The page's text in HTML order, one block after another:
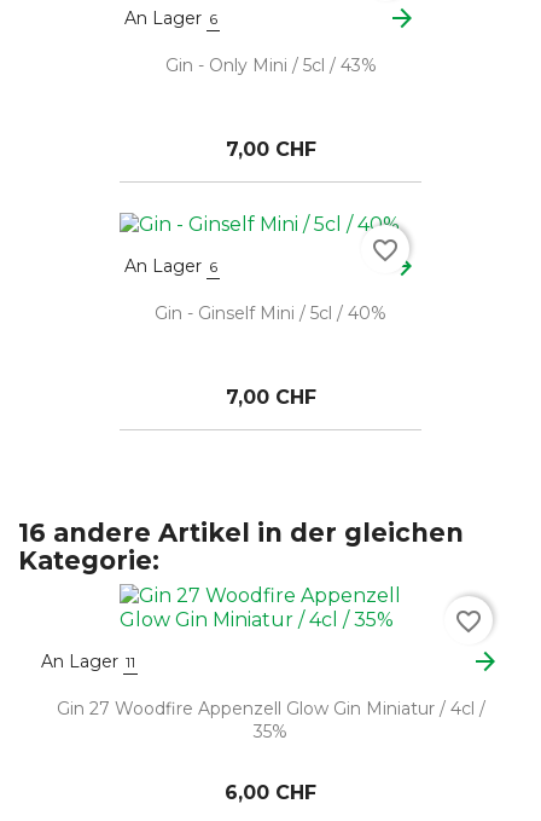
An Lager 6 arrow_forward
Gin - Only Mini / 5cl / 43%
7,00 CHF
An Lager 6 arrow_forward
Gin - Ginself Mini / 5cl / 40%
7,00 CHF
favorite_border
16 andere Artikel in der gleichen
Kategorie:
An Lager 11 arrow_forward
Gin 27 Woodfire Appenzell Glow Gin Miniatur / 4cl /
35%
6,00 CHF
favorite_border